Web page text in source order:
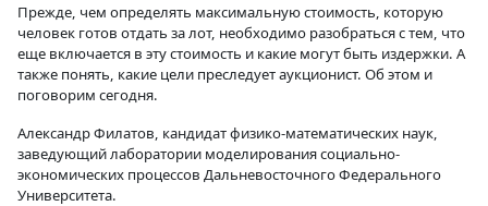
Прежде, чем определять максимальную стоимость, которую
человек готов отдать за лот, необходимо разобраться с тем, что
еще включается в эту стоимость и какие могут быть издержки. А
также понять, какие цели преследует аукционист. Об этом и
поговорим сегодня.
Александр Филатов, кандидат физико-математических наук,
заведующий лаборатории моделирования социально-
экономических процессов Дальневосточного Федерального
Университета.